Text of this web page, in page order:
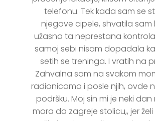
telefonu. Tek kada sam se
njegove cipele, shvatila sam
užasna ta neprestana
samoj sebi nisam dopadala
setih se treninga. I vratih na
Zahvalna sam na svakom
radionicama i posle njih, ovde
podršku. Moj sin mi je neki
mora da zagreje stolicu,, jer